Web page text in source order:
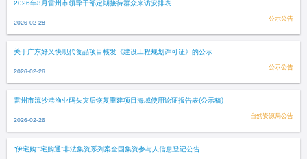
2026年3月雷州市领导干部定期接待群众来访安排表
2026-02-28 公示公告
关于广东好又快现代食品项目核发《建设工程规划许可证》的公示
2026-02-26 公示公告
雷州市流沙港渔业码头灾后恢复重建项目海域使用论证报告表(公示稿)
2026-02-26 自然资源局公告
“伊宅购”“宅购通”非法集资系列案全国集资参与人信息登记公告